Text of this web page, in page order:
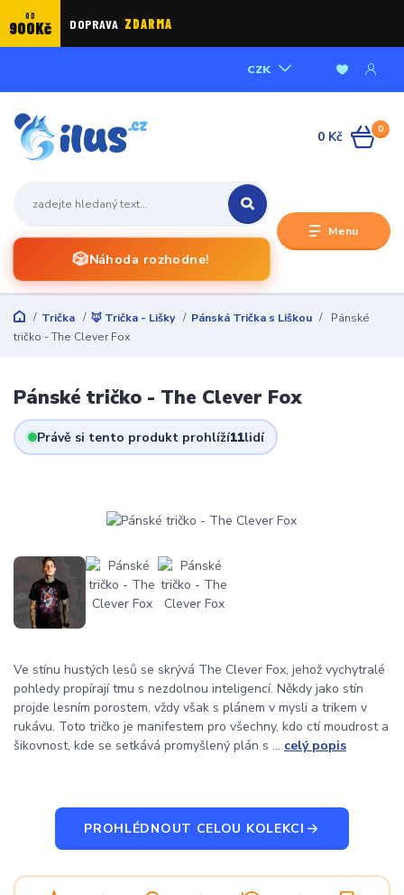
OD
900Kč DOPRAVA ZDARMA
Menu
CZK
🎲Náhoda rozhodne!
0
0 Kč
Trička 🦊 Trička - Lišky Pánská Trička s Liškou
Pánské
tričko - The Clever Fox
Pánské tričko - The Clever Fox
Právě si tento produkt prohlíží11lidí
Ve stínu hustých lesů se skrývá The Clever Fox, jehož vychytralé
pohledy propírají tmu s nezdolnou inteligencí. Někdy jako stín
projde lesním porostem, vždy však s plánem v mysli a trikem v
rukávu. Toto tričko je manifestem pro všechny, kdo ctí moudrost a
šikovnost, kde se setkává promyšlený plán s ... celý popis
PROHLÉDNOUT CELOU KOLEKCI